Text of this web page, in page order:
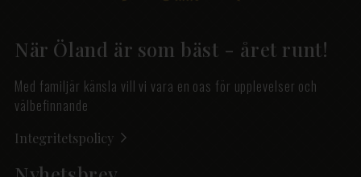
När Öland är som bäst - året runt!
Med familjär känsla vill vi vara en oas för upplevelser och
välbefinnande
Integritetspolicy